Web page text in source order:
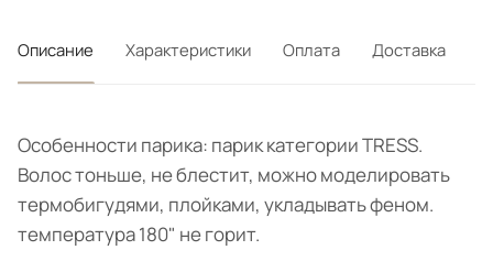
Описание Характеристики Оплата Доставка
Особенности парика: парик категории TRESS.
Волос тоньше, не блестит, можно моделировать
термобигудями, плойками, укладывать феном.
температура 180" не горит.